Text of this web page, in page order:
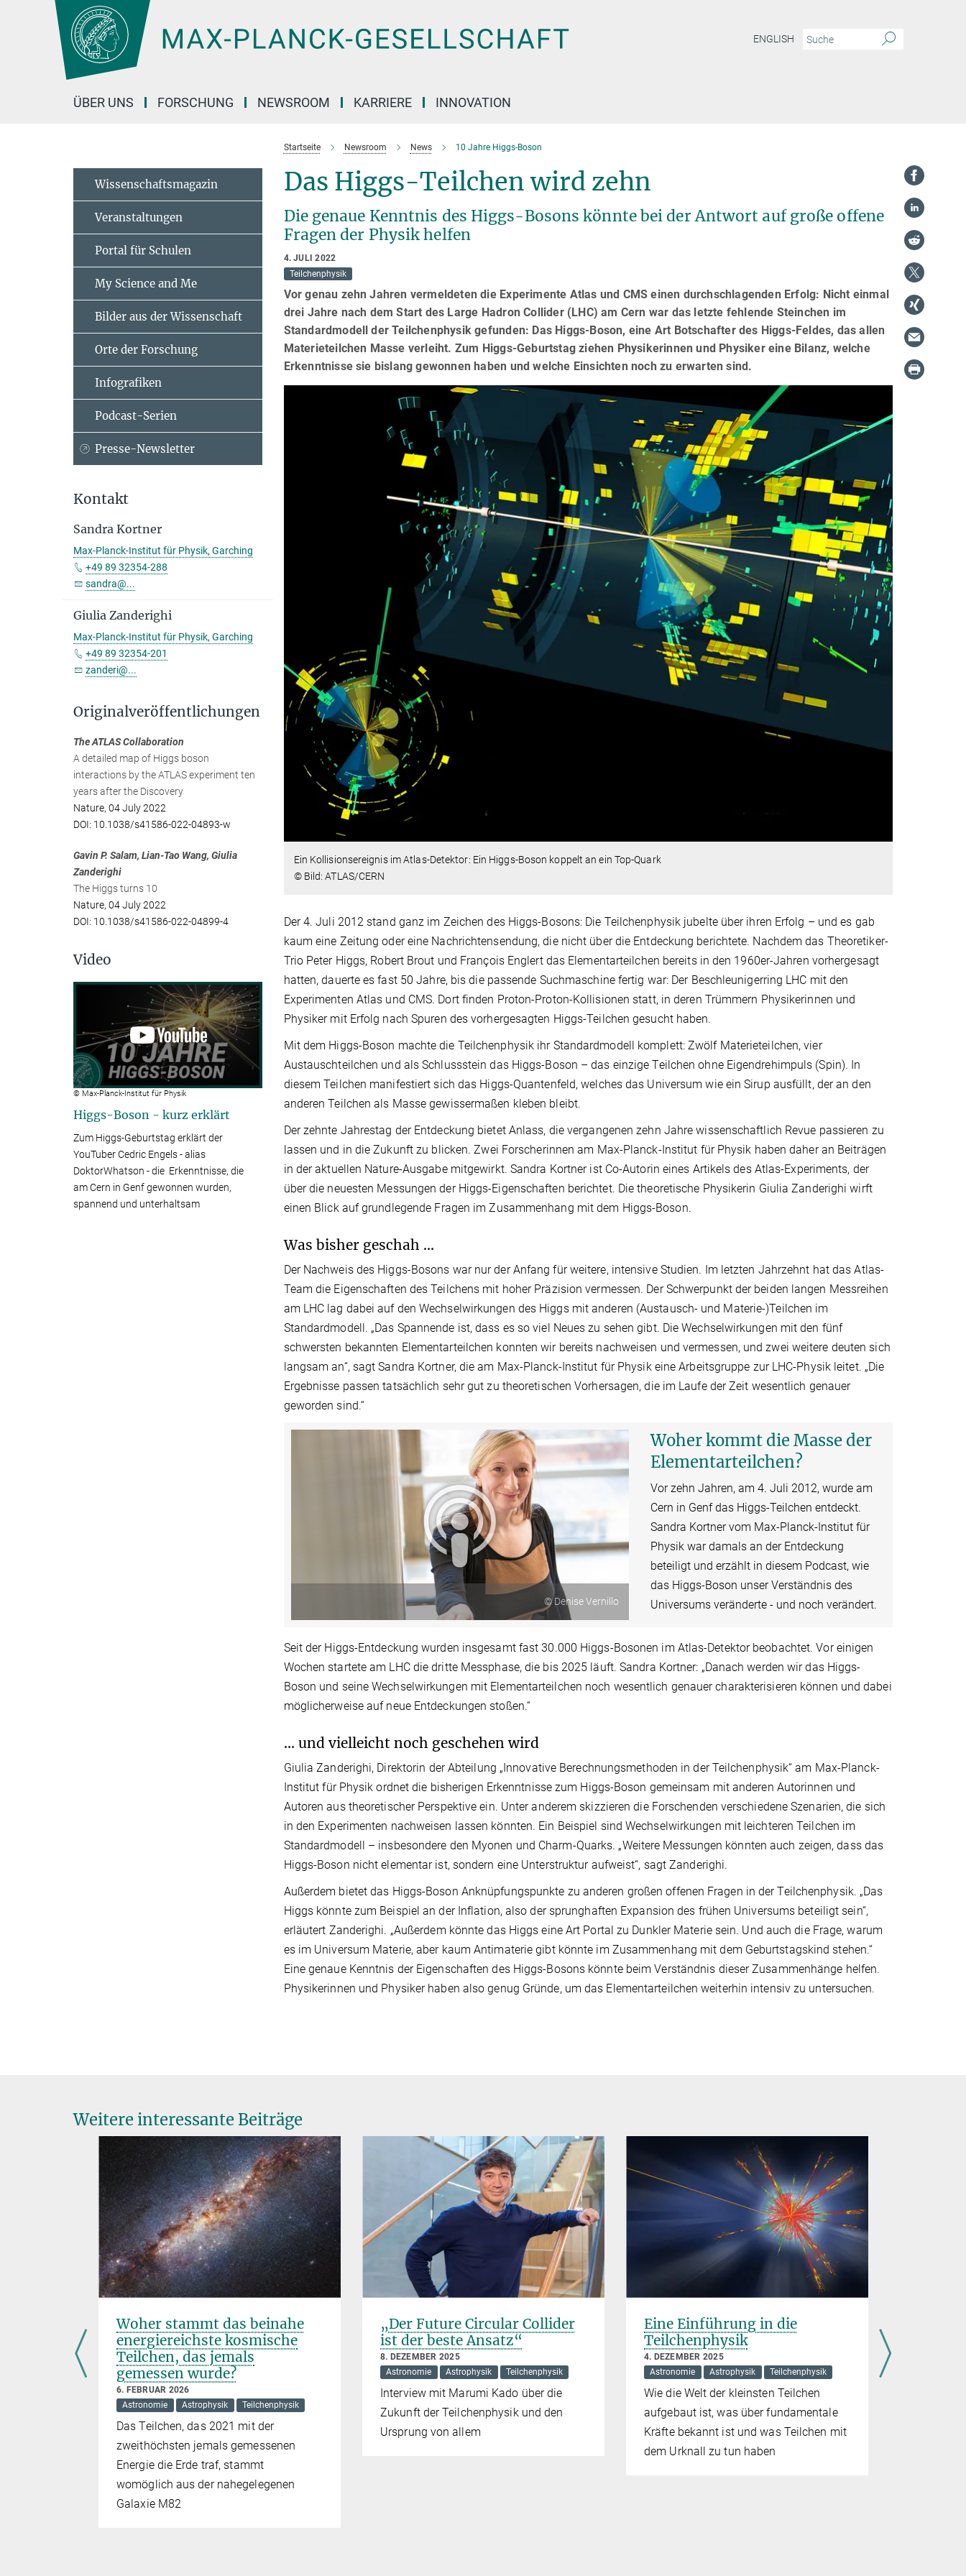
Hauptinhalt
ENGLISH
ÜBER UNS FORSCHUNG NEWSROOM KARRIERE INNOVATION
Startseite Newsroom News 10 Jahre Higgs-Boson
Das Higgs-Teilchen wird zehn
Die genaue Kenntnis des Higgs-Bosons könnte bei der Antwort auf große offene
Fragen der Physik helfen
4. JULI 2022
Teilchenphysik
Vor genau zehn Jahren vermeldeten die Experimente Atlas und CMS einen durchschlagenden Erfolg: Nicht einmal
drei Jahre nach dem Start des Large Hadron Collider (LHC) am Cern war das letzte fehlende Steinchen im
Standardmodell der Teilchenphysik gefunden: Das Higgs-Boson, eine Art Botschafter des Higgs-Feldes, das allen
Materieteilchen Masse verleiht. Zum Higgs-Geburtstag ziehen Physikerinnen und Physiker eine Bilanz, welche
Erkenntnisse sie bislang gewonnen haben und welche Einsichten noch zu erwarten sind.
Ein Kollisionsereignis im Atlas-Detektor: Ein Higgs-Boson koppelt an ein Top-Quark
© Bild: ATLAS/CERN
Der 4. Juli 2012 stand ganz im Zeichen des Higgs-Bosons: Die Teilchenphysik jubelte über ihren Erfolg – und es gab
kaum eine Zeitung oder eine Nachrichtensendung, die nicht über die Entdeckung berichtete. Nachdem das Theoretiker-
Trio Peter Higgs, Robert Brout und François Englert das Elementarteilchen bereits in den 1960er-Jahren vorhergesagt
hatten, dauerte es fast 50 Jahre, bis die passende Suchmaschine fertig war: Der Beschleunigerring LHC mit den
Experimenten Atlas und CMS. Dort finden Proton-Proton-Kollisionen statt, in deren Trümmern Physikerinnen und
Physiker mit Erfolg nach Spuren des vorhergesagten Higgs-Teilchen gesucht haben.
Mit dem Higgs-Boson machte die Teilchenphysik ihr Standardmodell komplett: Zwölf Materieteilchen, vier
Austauschteilchen und als Schlussstein das Higgs-Boson – das einzige Teilchen ohne Eigendrehimpuls (Spin). In
diesem Teilchen manifestiert sich das Higgs-Quantenfeld, welches das Universum wie ein Sirup ausfüllt, der an den
anderen Teilchen als Masse gewissermaßen kleben bleibt.
Der zehnte Jahrestag der Entdeckung bietet Anlass, die vergangenen zehn Jahre wissenschaftlich Revue passieren zu
lassen und in die Zukunft zu blicken. Zwei Forscherinnen am Max-Planck-Institut für Physik haben daher an Beiträgen
in der aktuellen Nature-Ausgabe mitgewirkt. Sandra Kortner ist Co-Autorin eines Artikels des Atlas-Experiments, der
über die neuesten Messungen der Higgs-Eigenschaften berichtet. Die theoretische Physikerin Giulia Zanderighi wirft
einen Blick auf grundlegende Fragen im Zusammenhang mit dem Higgs-Boson.
Was bisher geschah ...
Der Nachweis des Higgs-Bosons war nur der Anfang für weitere, intensive Studien. Im letzten Jahrzehnt hat das Atlas-
Team die Eigenschaften des Teilchens mit hoher Präzision vermessen. Der Schwerpunkt der beiden langen Messreihen
am LHC lag dabei auf den Wechselwirkungen des Higgs mit anderen (Austausch- und Materie-)Teilchen im
Standardmodell. „Das Spannende ist, dass es so viel Neues zu sehen gibt. Die Wechselwirkungen mit den fünf
schwersten bekannten Elementarteilchen konnten wir bereits nachweisen und vermessen, und zwei weitere deuten sich
langsam an“, sagt Sandra Kortner, die am Max-Planck-Institut für Physik eine Arbeitsgruppe zur LHC-Physik leitet. „Die
Ergebnisse passen tatsächlich sehr gut zu theoretischen Vorhersagen, die im Laufe der Zeit wesentlich genauer
geworden sind.“
© Denise Vernillo
Woher kommt die Masse der
Elementarteilchen?
Vor zehn Jahren, am 4. Juli 2012, wurde am
Cern in Genf das Higgs-Teilchen entdeckt.
Sandra Kortner vom Max-Planck-Institut für
Physik war damals an der Entdeckung
beteiligt und erzählt in diesem Podcast, wie
das Higgs-Boson unser Verständnis des
Universums veränderte - und noch verändert.
Seit der Higgs-Entdeckung wurden insgesamt fast 30.000 Higgs-Bosonen im Atlas-Detektor beobachtet. Vor einigen
Wochen startete am LHC die dritte Messphase, die bis 2025 läuft. Sandra Kortner: „Danach werden wir das Higgs-
Boson und seine Wechselwirkungen mit Elementarteilchen noch wesentlich genauer charakterisieren können und dabei
möglicherweise auf neue Entdeckungen stoßen.“
... und vielleicht noch geschehen wird
Giulia Zanderighi, Direktorin der Abteilung „Innovative Berechnungsmethoden in der Teilchenphysik“ am Max-Planck-
Institut für Physik ordnet die bisherigen Erkenntnisse zum Higgs-Boson gemeinsam mit anderen Autorinnen und
Autoren aus theoretischer Perspektive ein. Unter anderem skizzieren die Forschenden verschiedene Szenarien, die sich
in den Experimenten nachweisen lassen könnten. Ein Beispiel sind Wechselwirkungen mit leichteren Teilchen im
Standardmodell – insbesondere den Myonen und Charm-Quarks. „Weitere Messungen könnten auch zeigen, dass das
Higgs-Boson nicht elementar ist, sondern eine Unterstruktur aufweist“, sagt Zanderighi.
Außerdem bietet das Higgs-Boson Anknüpfungspunkte zu anderen großen offenen Fragen in der Teilchenphysik. „Das
Higgs könnte zum Beispiel an der Inflation, also der sprunghaften Expansion des frühen Universums beteiligt sein“,
erläutert Zanderighi. „Außerdem könnte das Higgs eine Art Portal zu Dunkler Materie sein. Und auch die Frage, warum
es im Universum Materie, aber kaum Antimaterie gibt könnte im Zusammenhang mit dem Geburtstagskind stehen.“
Eine genaue Kenntnis der Eigenschaften des Higgs-Bosons könnte beim Verständnis dieser Zusammenhänge helfen.
Physikerinnen und Physiker haben also genug Gründe, um das Elementarteilchen weiterhin intensiv zu untersuchen.
Wissenschaftsmagazin
Veranstaltungen
Portal für Schulen
My Science and Me
Bilder aus der Wissenschaft
Orte der Forschung
Infografiken
Podcast-Serien
Presse-Newsletter
Kontakt
Sandra Kortner
Max-Planck-Institut für Physik, Garching
+49 89 32354-288
sandra@...
Giulia Zanderighi
Max-Planck-Institut für Physik, Garching
+49 89 32354-201
zanderi@...
Originalveröffentlichungen
The ATLAS Collaboration
A detailed map of Higgs boson
interactions by the ATLAS experiment ten
years after the Discovery
Nature, 04 July 2022
DOI: 10.1038/s41586-022-04893-w
Gavin P. Salam, Lian-Tao Wang, Giulia
Zanderighi
The Higgs turns 10
Nature, 04 July 2022
DOI: 10.1038/s41586-022-04899-4
Video
© Max-Planck-Institut für Physik
Higgs-Boson - kurz erklärt
Zum Higgs-Geburtstag erklärt der
YouTuber Cedric Engels - alias
DoktorWhatson - die Erkenntnisse, die
am Cern in Genf gewonnen wurden,
spannend und unterhaltsam
Weitere interessante Beiträge
Woher stammt das beinahe
energiereichste kosmische
Teilchen, das jemals
gemessen wurde?
6. FEBRUAR 2026
Astronomie
Astrophysik Teilchenphysik
Das Teilchen, das 2021 mit der
zweithöchsten jemals gemessenen
Energie die Erde traf, stammt
womöglich aus der nahegelegenen
Galaxie M82
„Der Future Circular Collider
ist der beste Ansatz“
8. DEZEMBER 2025
Astronomie
Astrophysik Teilchenphysik
Interview mit Marumi Kado über die
Zukunft der Teilchenphysik und den
Ursprung von allem
Eine Einführung in die
Teilchenphysik
4. DEZEMBER 2025
Astronomie
Astrophysik Teilchenphysik
Wie die Welt der kleinsten Teilchen
aufgebaut ist, was über fundamentale
Kräfte bekannt ist und was Teilchen mit
dem Urknall zu tun haben